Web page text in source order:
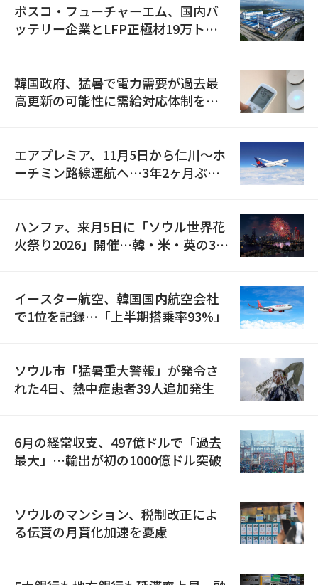
ポスコ・フューチャーエム、国内バ
ッテリー企業とLFP正極材19万トン
韓国政府、猛暑で電力需要が過去最
高更新の可能性に需給対応体制を点
エアプレミア、11月5日から仁川〜ホ
ーチミン路線運航へ…3年2ヶ月ぶり
ハンファ、来月5日に「ソウル世界花
火祭り2026」開催…韓・米・英の3カ
イースター航空、韓国国内航空会社
で1位を記録…「上半期搭乗率93%」
ソウル市「猛暑重大警報」が発令さ
れた4日、熱中症患者39人追加発生
6月の経常収支、497億ドルで「過去
最大」…輸出が初の1000億ドル突破
ソウルのマンション、税制改正によ
る伝貰の月貰化加速を憂慮